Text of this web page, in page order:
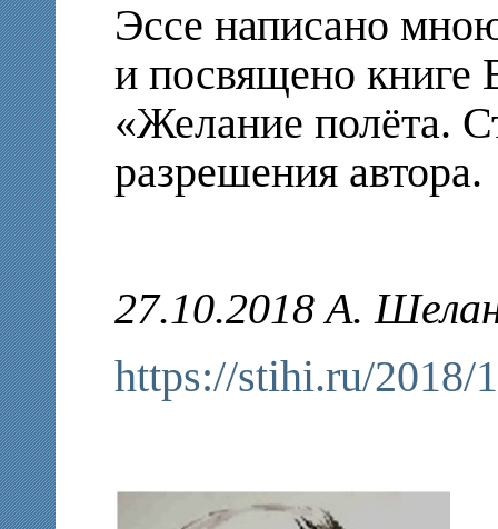
Эссе написано
и посвящено книге
«Желание полёта.
разрешения автора.
27.10.2018 А.
https://stihi.ru/2018/